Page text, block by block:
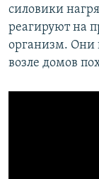
силовики
реагируют на
организм. Они
возле домов